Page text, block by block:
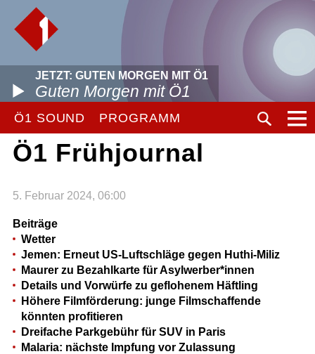
JETZT: GUTEN MORGEN MIT Ö1
Guten Morgen mit Ö1
Ö1 SOUND PROGRAMM
Ö1 Frühjournal
5. Februar 2024, 06:00
Beiträge
Wetter
Jemen: Erneut US-Luftschläge gegen Huthi-Miliz
Maurer zu Bezahlkarte für Asylwerber*innen
Details und Vorwürfe zu geflohenem Häftling
Höhere Filmförderung: junge Filmschaffende
könnten profitieren
Dreifache Parkgebühr für SUV in Paris
Malaria: nächste Impfung vor Zulassung